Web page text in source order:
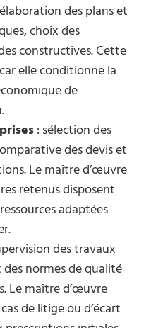
des plans et
choix des
constructives. Cette
elle conditionne la
de
: sélection des
des devis et
Le maître d’œuvre
retenus disposent
adaptées
des travaux
des normes de qualité
Le maître d’œuvre
de litige ou d’écart